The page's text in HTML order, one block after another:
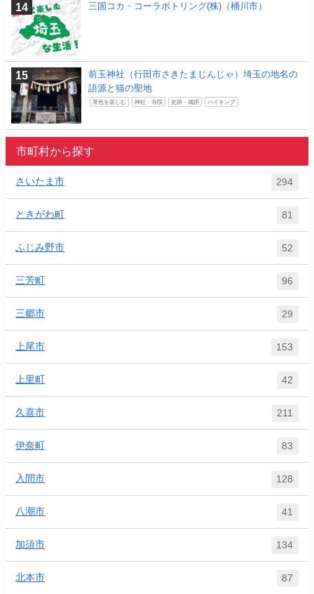
三国コカ・コーラボトリング(株)（桶川市）
前玉神社（行田市さきたまじんじゃ）埼玉の地名の
語源と猫の聖地
景色を楽しむ 神社・寺院 史跡・城跡 ハイキング
市町村から探す
さいたま市 294
ときがわ町 81
ふじみ野市 52
三芳町 96
三郷市 29
上尾市 153
上里町 42
久喜市 211
伊奈町 83
入間市 128
八潮市 41
加須市 134
北本市 87